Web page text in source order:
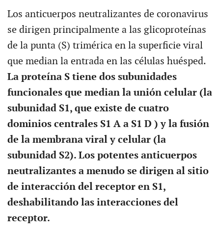
Los anticuerpos neutralizantes de coronavirus
se dirigen principalmente a las glicoproteínas
de la punta (S) trimérica en la superficie viral
que median la entrada en las células huésped.
La proteína S tiene dos subunidades
funcionales que median la unión celular (la
subunidad S1, que existe de cuatro
dominios centrales S1 A a S1 D ) y la fusión
de la membrana viral y celular (la
subunidad S2). Los potentes anticuerpos
neutralizantes a menudo se dirigen al sitio
de interacción del receptor en S1,
deshabilitando las interacciones del
receptor.